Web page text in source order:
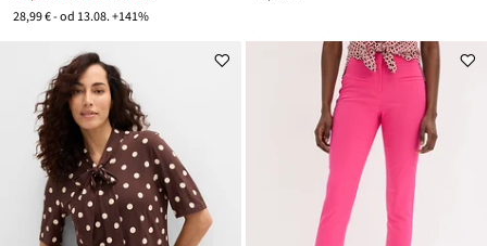
28,99 € - od 13.08. +141%